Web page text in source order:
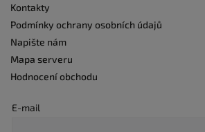
Kontakty
Podmínky ochrany osobních údajů
Napište nám
Mapa serveru
Hodnocení obchodu
E-mail